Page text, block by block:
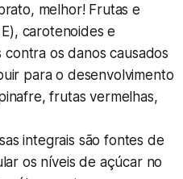
melhor! Frutas e
carotenoides e
os danos causados
para o desenvolvimento
frutas vermelhas,
integrais são fontes de
os níveis de açúcar no